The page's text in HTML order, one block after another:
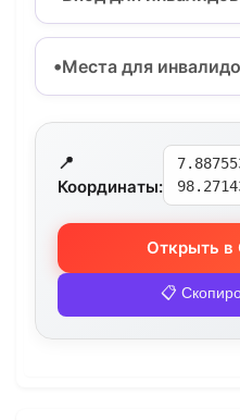
Места для
📍
Координаты:
Открыть в
📋